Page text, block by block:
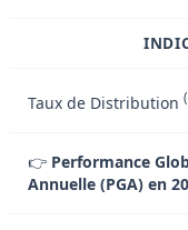
Taux de Distribution
👉 Performance
Annuelle (PGA) en